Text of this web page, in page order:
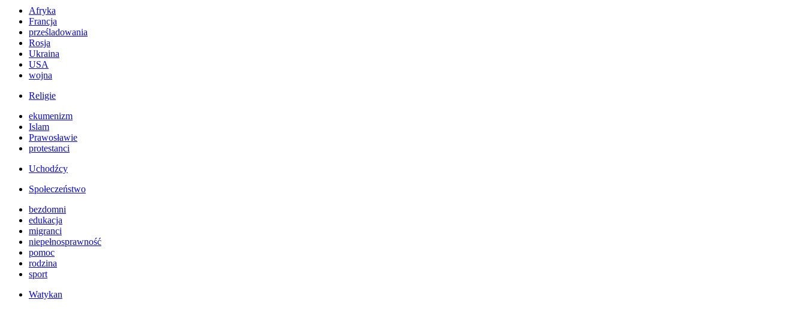
Afryka
Francja
prześladowania
Rosja
Ukraina
USA
wojna
Religie
ekumenizm
Islam
Prawosławie
protestanci
Uchodźcy
Społeczeństwo
bezdomni
edukacja
migranci
niepełnosprawność
pomoc
rodzina
sport
Watykan